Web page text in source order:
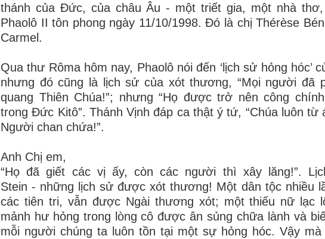
thánh của Đức, của châu Âu - một triết gia, một nhà
Phaolô II tôn phong ngày 11/10/1998. Đó là chị Thérèse
Carmel.
Qua thư Rôma hôm nay, Phaolô nói đến ‘lịch sử hỏng hóc’
nhưng đó cũng là lịch sử của xót thương, “Mọi người đã
quang Thiên Chúa!”; nhưng “Họ được trở nên công
trong Đức Kitô”. Thánh Vịnh đáp ca thật ý tứ, “Chúa luôn
Người chan chứa!”.
Anh Chị em,
“Họ đã giết các vị ấy, còn các người thì xây lăng!”.
Stein - những lịch sử được xót thương! Một dân tộc nhiều
các tiên tri, vẫn được Ngài thương xót; một thiếu nữ lạc
mảnh hư hỏng trong lòng cô được ân sủng chữa lành và
mỗi người chúng ta luôn tồn tại một sự hỏng hóc. Vậy